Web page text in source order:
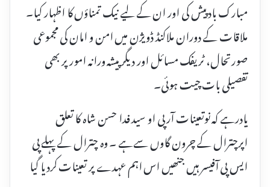
مبارک باد پیش کی اور ان کے لیے نیک تمناؤں کا اظہار کیا۔
ملاقات کے دوران ملاکنڈ ڈویژن میں امن و امان کی مجموعی
صورتحال، ٹریفک مسائل اور دیگر پیشہ ورانہ امور پر بھی
تفصیلی بات چیت ہوئی۔
یادرہے کہ نوتعینات آرپی او سید فدا حسن شاہ کا تعلق
اپرچترال کے چرون گاوں سےہے ۔ وہ چترال کے پہلے پی
ایس پی آفیسر ہیں جنھیں اس اہم عہدے پر تعینات کردیا گیا